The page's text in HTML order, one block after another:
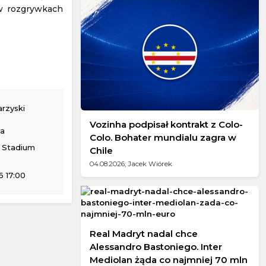
rozgrywkach
17:00
Vozinha podpisał kontrakt z Colo-
Colo. Bohater mundialu zagra w
Chile
04.08.2026; Jacek Wiórek
Real Madryt nadal chce
Alessandro Bastoniego. Inter
Mediolan żąda co najmniej 70 mln